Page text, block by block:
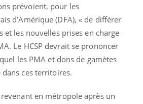
prévoient, pour les
d’Amérique (DFA), « de différer
et les nouvelles prises en charge
Le HCSP devrait se prononcer
les PMA et dons de gamètes
ces territoires.
en métropole après un